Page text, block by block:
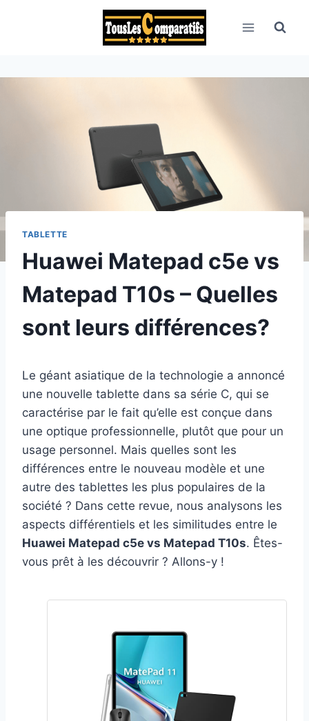
TABLETTE
Huawei Matepad c5e vs
Matepad T10s – Quelles
sont leurs différences?
Le géant asiatique de la technologie a annoncé
une nouvelle tablette dans sa série C, qui se
caractérise par le fait qu’elle est conçue dans
une optique professionnelle, plutôt que pour un
usage personnel. Mais quelles sont les
différences entre le nouveau modèle et une
autre des tablettes les plus populaires de la
société ? Dans cette revue, nous analysons les
aspects différentiels et les similitudes entre le
Huawei Matepad c5e vs Matepad T10s. Êtes-
vous prêt à les découvrir ? Allons-y !